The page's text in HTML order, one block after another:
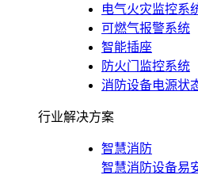
电气火灾监控系
可燃气报警系统
智能插座
防火门监控系统
消防设备电源状
行业解决方案
智慧消防
智慧消防设备易